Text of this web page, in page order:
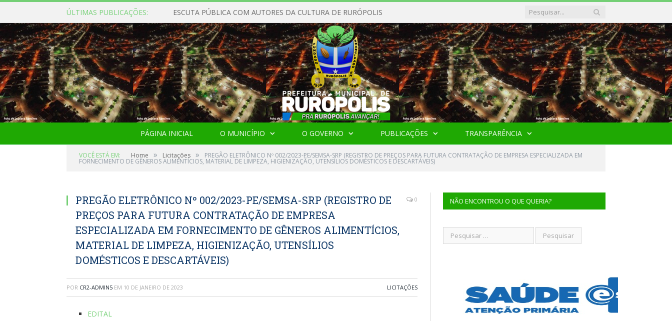
ÚLTIMAS PUBLICAÇÕES: ESCUTA PÚBLICA COM AUTORES DA CULTURA DE RURÓPOLIS
PÁGINA INICIAL O MUNICÍPIO O GOVERNO PUBLICAÇÕES TRANSPARÊNCIA
VOCÊ ESTÁ EM: Home » Licitações » PREGÃO ELETRÔNICO Nº 002/2023-PE/SEMSA-SRP (REGISTRO DE PREÇOS PARA FUTURA CONTRATAÇÃO DE EMPRESA ESPECIALIZADA EM
FORNECIMENTO DE GÊNEROS ALIMENTÍCIOS, MATERIAL DE LIMPEZA, HIGIENIZAÇÃO, UTENSÍLIOS DOMÉSTICOS E DESCARTÁVEIS)
PREGÃO ELETRÔNICO Nº 002/2023-PE/SEMSA-SRP (REGISTRO DE
PREÇOS PARA FUTURA CONTRATAÇÃO DE EMPRESA
ESPECIALIZADA EM FORNECIMENTO DE GÊNEROS ALIMENTÍCIOS,
MATERIAL DE LIMPEZA, HIGIENIZAÇÃO, UTENSÍLIOS
DOMÉSTICOS E DESCARTÁVEIS)
0
POR CR2-ADMIN5 EM 10 DE JANEIRO DE 2023 LICITAÇÕES
EDITAL
NÃO ENCONTROU O QUE QUERIA?